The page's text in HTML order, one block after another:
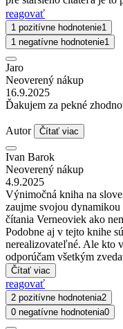
reagovať
1 pozitívne hodnotenie1
1 negatívne hodnotenie1
Jaro
Neoverený nákup
16.9.2025
Ďakujem za pekné
Autor Čítať viac
Ivan Barok
Neoverený nákup
4.9.2025
Výnimočná kniha na
zaujme svojou dynamikou
čítania Verneoviek ako
Podobne aj v tejto knihe
nerealizovateľné. Ale kto
odporúčam všetkým
Čítať viac
reagovať
2 pozitívne hodnotenia2
0 negatívne hodnotenia0